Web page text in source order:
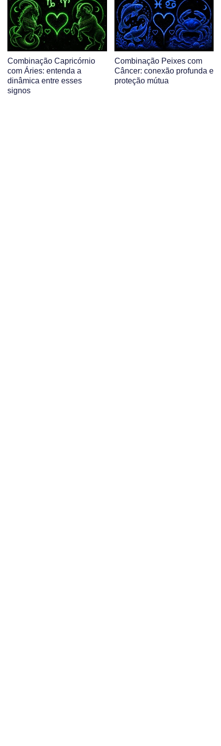
Combinação Capricórnio
com Áries: entenda a
dinâmica entre esses
signos
Combinação Peixes com
Câncer: conexão profunda e
proteção mútua